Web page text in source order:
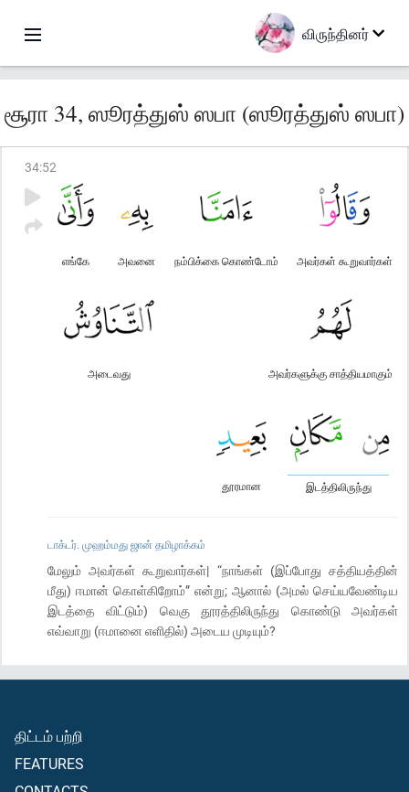
விருந்தினர்
சூரா 34, ஸூரத்துஸ் ஸபா (ஸூரத்துஸ் ஸபா)
34:52
அவர்கள் கூறுவார்கள்
நம்பிக்கை கொண்டோம்
அவனை
எங்கே
அவர்களுக்கு சாத்தியமாகும்
அடைவது
இடத்திலிருந்து
தூரமான
டாக்டர். முஹம்மது ஜான் தமிழாக்கம்
மேலும் அவர்கள் கூறுவார்கள்| “நாங்கள் (இப்போது சத்தியத்தின்
மீது) ஈமான் கொள்கிறோம்” என்று; ஆனால் (அமல் செய்யவேண்டிய
இடத்தை விட்டும்) வெகு தூரத்திலிருந்து கொண்டு அவர்கள்
எவ்வாறு (ஈமானை எளிதில்) அடைய முடியும்?
திட்டம் பற்றி
FEATURES